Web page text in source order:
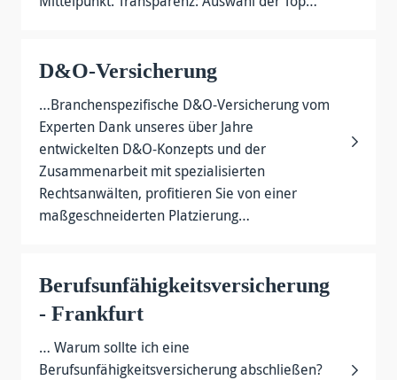
D&O-Versicherung
…Branchenspezifische D&O-Versicherung vom
Experten Dank unseres über Jahre
entwickelten D&O-Konzepts und der
Zusammenarbeit mit spezialisierten
Rechtsanwälten, profitieren Sie von einer
maßgeschneiderten Platzierung…
Berufsunfähigkeits­versicherung
- Frankfurt
… Warum sollte ich eine
Berufsunfähigkeitsversicherung abschließen?